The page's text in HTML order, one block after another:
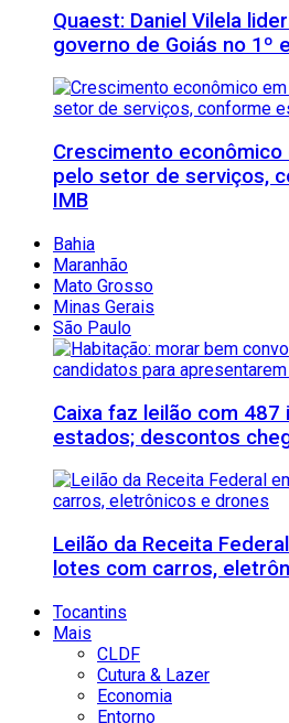
Quaest: Daniel Vilela
governo de Goiás no 1º
Crescimento econômico
pelo setor de serviços,
IMB
Bahia
Maranhão
Mato Grosso
Minas Gerais
São Paulo
Caixa faz leilão com 487
estados; descontos
Leilão da Receita
lotes com carros,
Tocantins
Mais
CLDF
Cutura & Lazer
Economia
Entorno